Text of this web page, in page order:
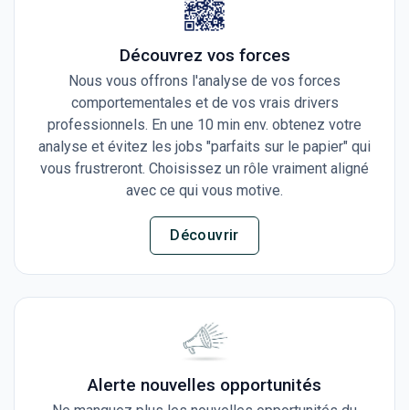
Découvrez vos forces
Nous vous offrons l'analyse de vos forces
comportementales et de vos vrais drivers
professionnels. En une 10 min env. obtenez votre
analyse et évitez les jobs "parfaits sur le papier" qui
vous frustreront. Choisissez un rôle vraiment aligné
avec ce qui vous motive.
Découvrir
Alerte nouvelles opportunités